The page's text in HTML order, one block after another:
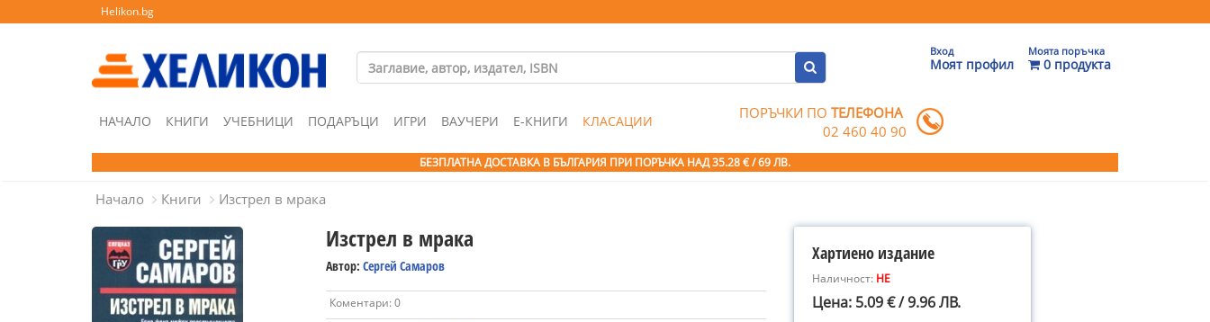
Helikon.bg
Вход
Моят профил
Моята поръчка
0 продукта
НАЧАЛО КНИГИ УЧЕБНИЦИ ПОДАРЪЦИ ИГРИ ВАУЧЕРИ Е-КНИГИ КЛАСАЦИИ ПОРЪЧКИ ПОТЕЛЕФОНА
02 460 40 90
БЕЗПЛАТНА ДОСТАВКА В БЪЛГАРИЯ ПРИ ПОРЪЧКА НАД 35.28 € / 69 ЛВ.
Начало Книги Изстрел в мрака
Изстрел в мрака
Автор: Сергей Самаров
Коментари: 0
Хартиено издание
Наличност: НЕ
Цена: 5.09 € / 9.96 ЛВ.